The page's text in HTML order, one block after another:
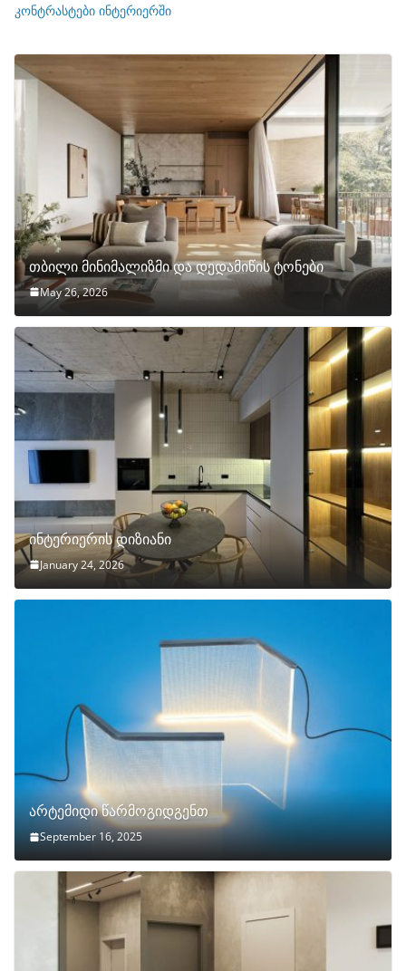
ი
კონტრასტები ინტერიერში
თბილი მინიმალიზმი და დედამიწის ტონები
May 26, 2026
ინტერიერის დიზიანი
January 24, 2026
არტემიდი წარმოგიდგენთ
September 16, 2025